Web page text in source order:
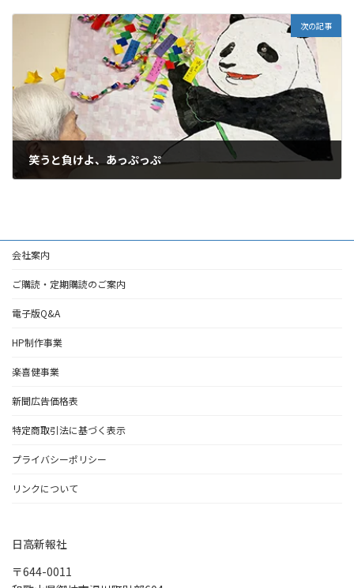
次の記事
笑うと負けよ、あっぷっぷ
会社案内
ご購読・定期購読のご案内
電子版Q&A
HP制作事業
楽喜健事業
新聞広告価格表
特定商取引法に基づく表示
プライバシーポリシー
リンクについて
日高新報社
〒644-0011